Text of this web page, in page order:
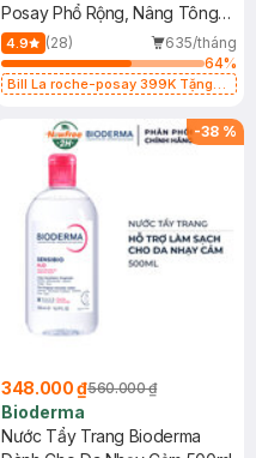
Posay Phổ Rộng, Nâng Tông
Kiềm Dầu 50ml
4.9 (28)
635/tháng
64%
Bill La roche-posay 399K Tặng
(SL có hạn)
-38 %
348.000 ₫560.000 ₫
Bioderma
Nước Tẩy Trang Bioderma